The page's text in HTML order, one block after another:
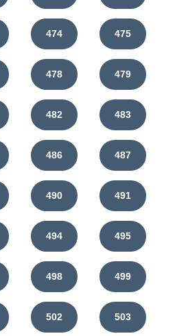
474 475
478 479
482 483
486 487
490 491
494 495
498 499
502 503